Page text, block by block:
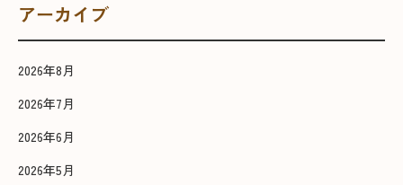
アーカイブ
2026年8月
2026年7月
2026年6月
2026年5月